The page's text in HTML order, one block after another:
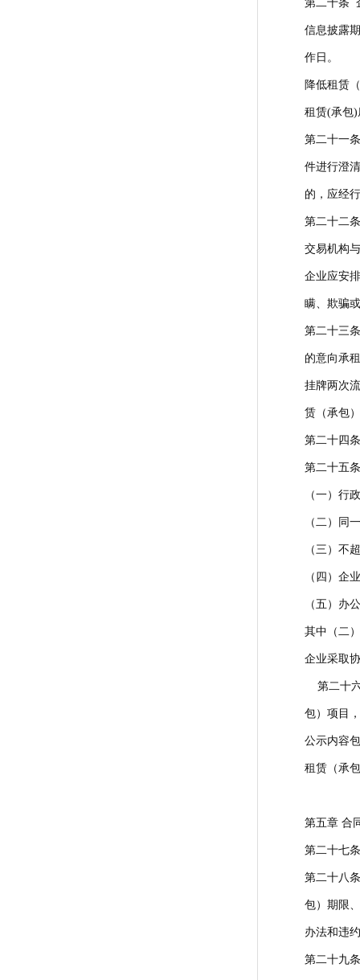
第二十条
信息披露
作日。
降低租赁
租赁(承包)
第二十一
件进行澄
的，应经
第二十二
交易机构
企业应安
瞒、欺骗
第二十三
的意向承
挂牌两次
赁（承包
第二十四
第二十五
（一）行
（二）同
（三）不
（四）企
（五）办
其中（二
企业采取
第二十六
包）项目
公示内容
租赁（承
第五章 合
第二十七
第二十八
包）期限
办法和违
第二十九